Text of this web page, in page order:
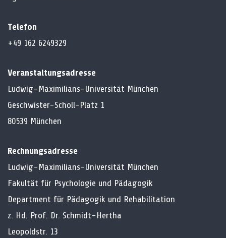
Telefon
+49 162 6249329
Veranstaltungsadresse
Ludwig-Maximilians-Universität München
Geschwister-Scholl-Platz 1
80539 München
Rechnungsadresse
Ludwig-Maximilians-Universität München
Fakultät für Psychologie und Pädagogik
Department für Pädagogik und Rehabilitation
z. Hd. Prof. Dr. Schmidt-Hertha
Leopoldstr. 13